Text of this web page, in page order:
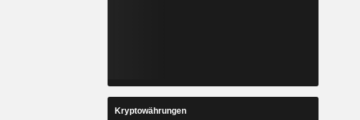
Kryptowährungen